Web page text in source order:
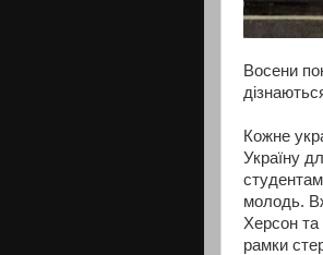
Восени
Кожне
Україну
молодь.
Херсон та
рамки